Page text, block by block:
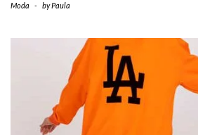
Moda - byPaula